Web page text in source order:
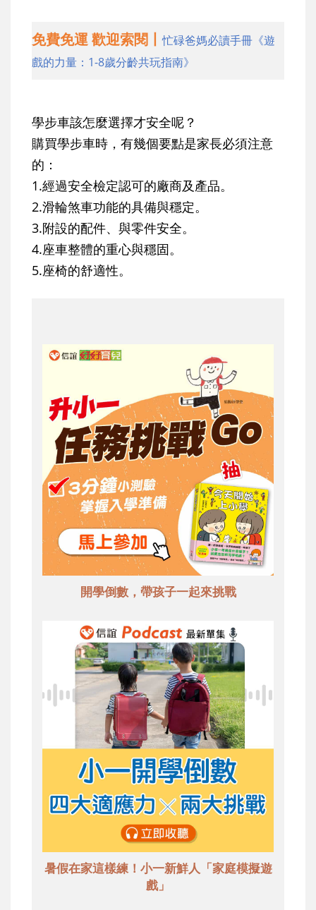
免費免運 歡迎索閱丨忙碌爸媽必讀手冊《遊
戲的力量：1-8歲分齡共玩指南》
學步車該怎麼選擇才安全呢？
購買學步車時，有幾個要點是家長必須注意
的：
1.經過安全檢定認可的廠商及產品。
2.滑輪煞車功能的具備與穩定。
3.附設的配件、與零件安全。
4.座車整體的重心與穩固。
5.座椅的舒適性。
開學倒數，帶孩子一起來挑戰
暑假在家這樣練！小一新鮮人「家庭模擬遊
戲」